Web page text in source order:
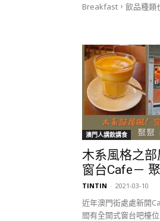
Breakfast，飲品種類
澳門人講飲講食
木系風格之
窗台Cafe－
TINTIN - 2021-03-10
近年澳門街處處新開
間有全開式窗台吧檯